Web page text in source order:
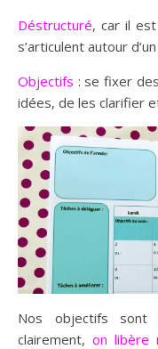
Déstructuré, car il
s’articulent autour
Objectifs : se fixer
idées, de les clarifier
Nos objectifs
clairement,on libère